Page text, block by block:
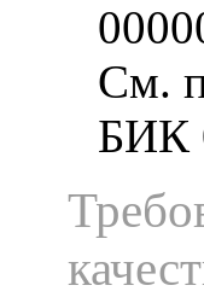
См.
БИК